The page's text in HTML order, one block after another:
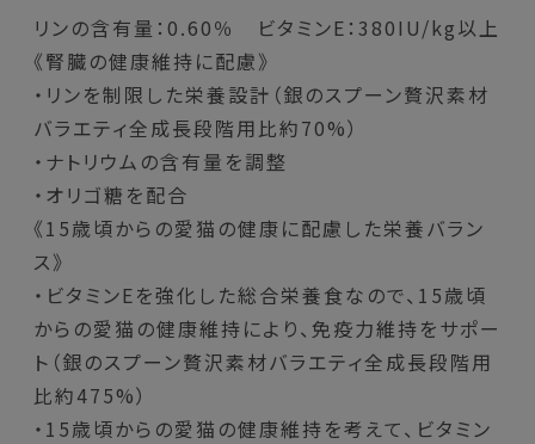
リンの含有量：0.60％ ビタミンE：380IU/kg以上
《腎臓の健康維持に配慮》
・リンを制限した栄養設計（銀のスプーン贅沢素材
バラエティ全成長段階用比約70%）
・ナトリウムの含有量を調整
・オリゴ糖を配合
《15歳頃からの愛猫の健康に配慮した栄養バラン
ス》
・ビタミンEを強化した総合栄養食なので、15歳頃
からの愛猫の健康維持により、免疫力維持をサポー
ト（銀のスプーン贅沢素材バラエティ全成長段階用
比約475%）
・15歳頃からの愛猫の健康維持を考えて、ビタミン